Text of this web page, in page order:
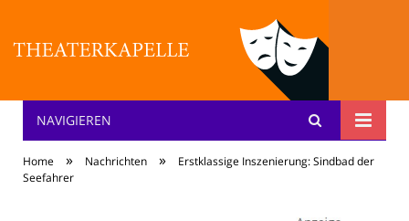
Theater: [KA] :pelle
NAVIGIEREN
Home » Nachrichten »
Erstklassige Inszenierung: Sindbad der
Seefahrer